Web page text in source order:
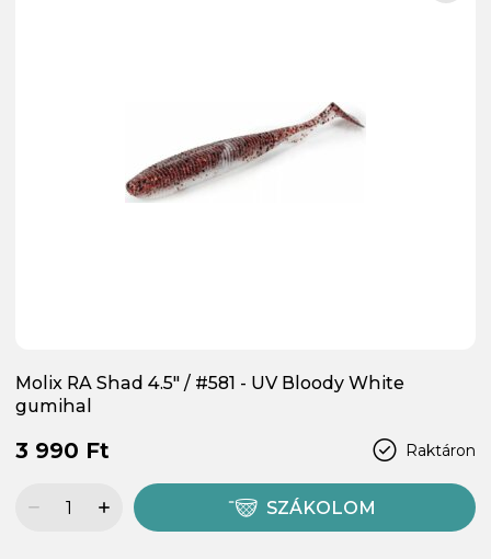
Molix RA Shad 4.5" / #581 - UV Bloody White
gumihal
Raktáron
3 990 Ft
SZÁKOLOM